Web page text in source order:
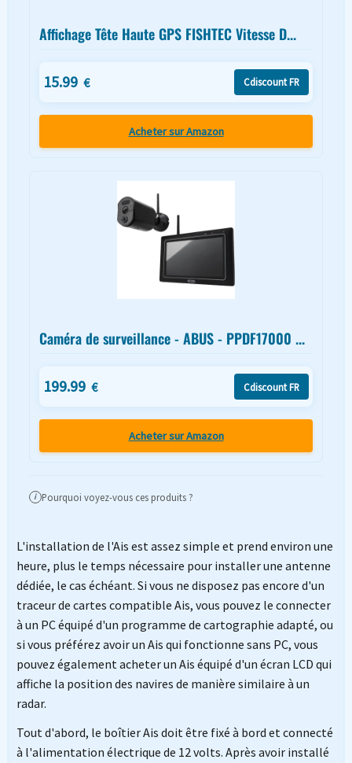
Affichage Tête Haute GPS FISHTEC Vitesse D...
15.99 € Cdiscount FR
Acheter sur Amazon
Caméra de surveillance - ABUS - PPDF17000 ...
199.99 € Cdiscount FR
Acheter sur Amazon
i Pourquoi voyez-vous ces produits ?
L'installation de l'Ais est assez simple et prend environ une
heure, plus le temps nécessaire pour installer une antenne
dédiée, le cas échéant. Si vous ne disposez pas encore d'un
traceur de cartes compatible Ais, vous pouvez le connecter
à un PC équipé d'un programme de cartographie adapté, ou
si vous préférez avoir un Ais qui fonctionne sans PC, vous
pouvez également acheter un Ais équipé d'un écran LCD qui
affiche la position des navires de manière similaire à un
radar.
Tout d'abord, le boîtier Ais doit être fixé à bord et connecté
à l'alimentation électrique de 12 volts. Après avoir installé